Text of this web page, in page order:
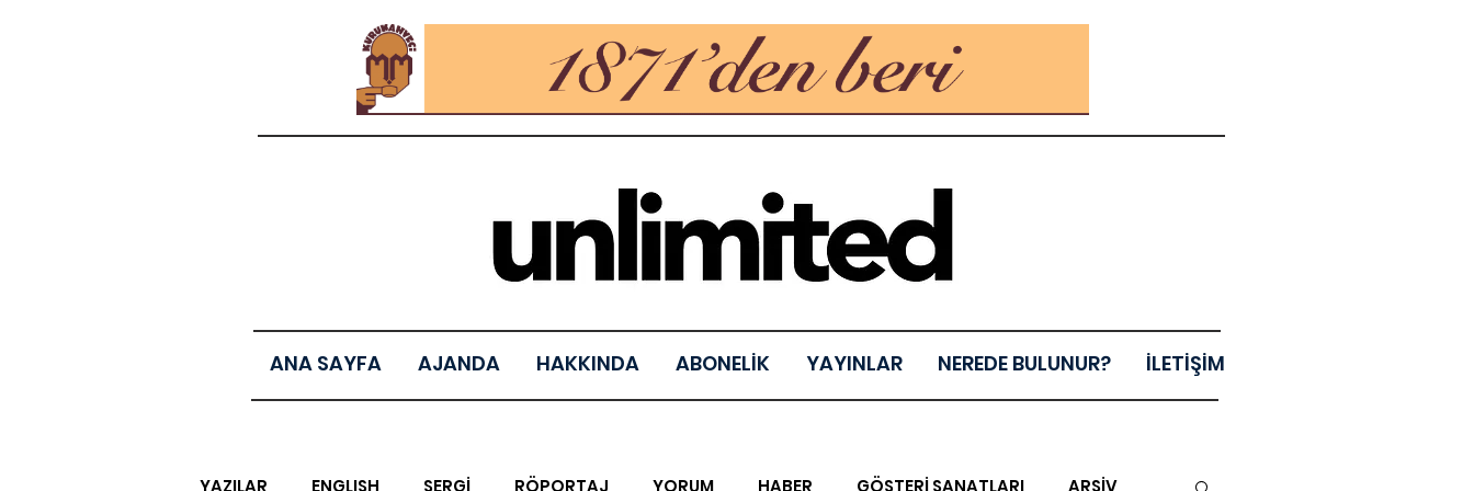
ANA SAYFA AJANDA HAKKINDA ABONELİK YAYINLAR NEREDE BULUNUR? İLETİŞİM
YAZILAR ENGLISH SERGİ RÖPORTAJ YORUM HABER GÖSTERİ SANATLARI ARŞİV